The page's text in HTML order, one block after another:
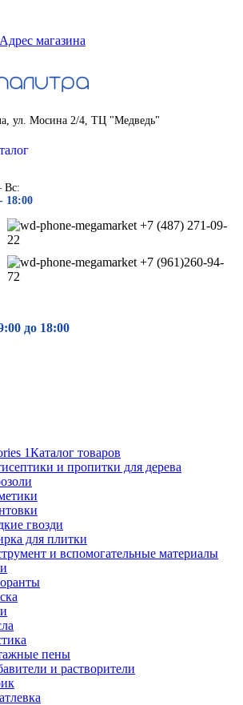
Адрес магазина
ул. Мосина 2/4, ТЦ "Медведь"
Вс:
18:00
+7 (487) 271-09-
22
+7 (961)260-94-
72
до 18:00
Каталог товаров
и пропитки для дерева
гвозди
для плитки
и вспомогательные материалы
пены
и растворители